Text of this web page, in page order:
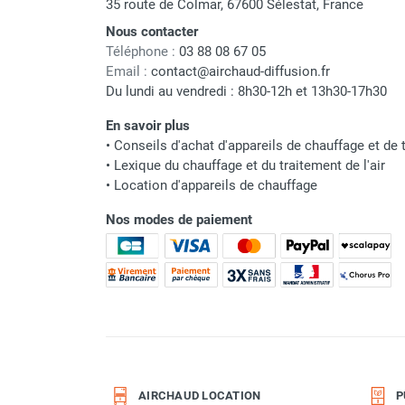
infrarouge sur mât
Parasol chauffant à gaz
Parasol chauffant et radiant sur
Chauffe terrasse aux pellets
Chauffage infrarouge fixe mur et
plafond
Chauffage radiant électrique
Chauffage Infrarouge électrique fixe
Panneau rayonnant
Lustre infrarouge électrique
suspendu
au gaz
Référence fournisseur
Classement produit
35 route de Colmar, 67600 Sélestat, France
Nous contacter
Téléphone : 03 88 08 67 05
Email : contact@airchaud-diffusion.fr
Du lundi au vendredi : 8h30-12h et 13h30-17h30
En savoir plus
• Conseils d'achat d'appareils de chauffage et de
• Lexique du chauffage et du traitement de l'air
• Location d'appareils de chauffage
Nos modes de paiement
AIRCHAUD LOCATION